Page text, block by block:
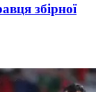
збірної